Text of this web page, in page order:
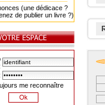
(une dédicace ?
de publier un livre ?)
me reconnaître